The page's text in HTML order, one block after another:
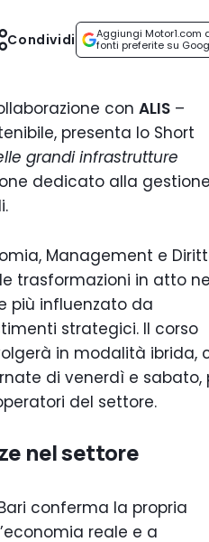
Aggiungi Motor1.com
fonti preferite su
Condividi
con ALIS –
presenta lo Short
grandi infrastrutture
dedicato alla gestione
Management e
trasformazioni in atto
più influenzato da
strategici. Il corso
in modalità ibrida,
di venerdì e sabato,
del settore.
nel settore
conferma la propria
reale e a